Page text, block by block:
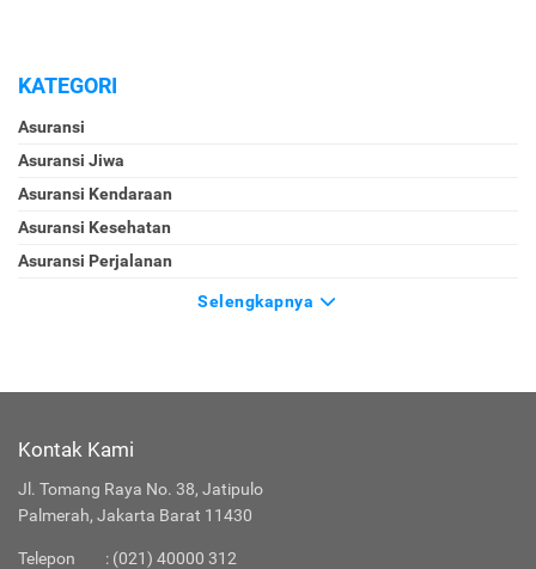
KATEGORI
Asuransi
Asuransi Jiwa
Asuransi Kendaraan
Asuransi Kesehatan
Asuransi Perjalanan
Selengkapnya
Kontak Kami
Jl. Tomang Raya No. 38, Jatipulo
Palmerah, Jakarta Barat 11430
Telepon : (021) 40000 312